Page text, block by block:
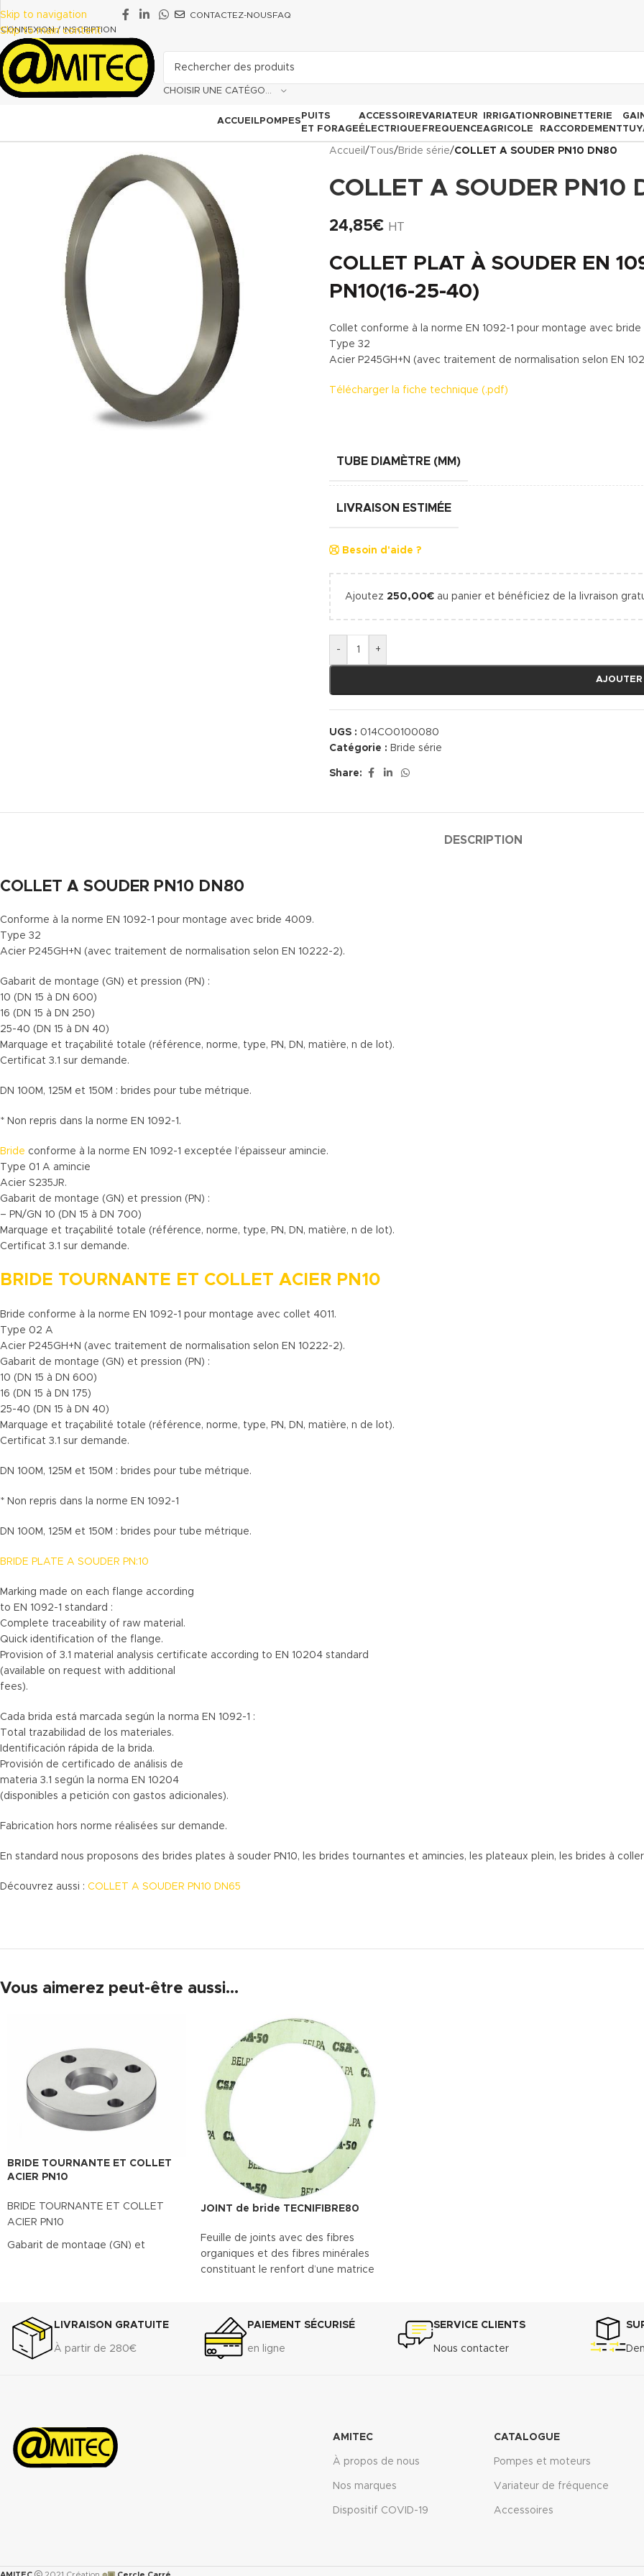
Skip to navigation
Skip to main content
CONNEXION / INSCRIPTION
CONTACTEZ-NOUSFAQ
ACCUEILPOMPES
PUITS
ET FORAGE
ACCESSOIRE
ÉLECTRIQUE
VARIATEUR
FREQUENCE
IRRIGATION
AGRICOLE
ROBINETTERIE
RACCORDEMENT
Accueil / Tous/ Bride série/COLLET A SOUDER PN10 DN80
COLLET A SOUDER PN10
24,85€ HT
COLLET PLAT À SOUDER EN
PN10(16-25-40)
Collet conforme à la norme EN 1092-1 pour montage avec
Type 32
Acier P245GH+N (avec traitement de normalisation selon EN
Télécharger la fiche technique (.pdf)
TUBE DIAMÈTRE (MM)
LIVRAISON ESTIMÉE
Besoin d'aide ?
Ajoutez 250,00€ au panier et bénéficiez de la livraison
- +
UGS : 014CO0100080
Catégorie : Bride série
Share:
DESCRIPTION
COLLET A SOUDER PN10 DN80
Conforme à la norme EN 1092-1 pour montage avec bride 4009.
Type 32
Acier P245GH+N (avec traitement de normalisation selon EN 10222-2).
Gabarit de montage (GN) et pression (PN) :
10 (DN 15 à DN 600)
16 (DN 15 à DN 250)
25-40 (DN 15 à DN 40)
Marquage et traçabilité totale (référence, norme, type, PN, DN, matière, n de lot).
Certificat 3.1 sur demande.
DN 100M, 125M et 150M : brides pour tube métrique.
* Non repris dans la norme EN 1092-1.
Bride conforme à la norme EN 1092-1 exceptée l’épaisseur amincie.
Type 01 A amincie
Acier S235JR.
Gabarit de montage (GN) et pression (PN) :
– PN/GN 10 (DN 15 à DN 700)
Marquage et traçabilité totale (référence, norme, type, PN, DN, matière, n de lot).
Certificat 3.1 sur demande.
BRIDE TOURNANTE ET COLLET ACIER PN10
Bride conforme à la norme EN 1092-1 pour montage avec collet 4011.
Type 02 A
Acier P245GH+N (avec traitement de normalisation selon EN 10222-2).
Gabarit de montage (GN) et pression (PN) :
10 (DN 15 à DN 600)
16 (DN 15 à DN 175)
25-40 (DN 15 à DN 40)
Marquage et traçabilité totale (référence, norme, type, PN, DN, matière, n de lot).
Certificat 3.1 sur demande.
DN 100M, 125M et 150M : brides pour tube métrique.
* Non repris dans la norme EN 1092-1
DN 100M, 125M et 150M : brides pour tube métrique.
BRIDE PLATE A SOUDER PN:10
Marking made on each flange according
to EN 1092-1 standard :
Complete traceability of raw material.
Quick identification of the flange.
Provision of 3.1 material analysis certificate according to EN 10204 standard
(available on request with additional
fees).
Cada brida está marcada según la norma EN 1092-1 :
Total trazabilidad de los materiales.
Identificación rápida de la brida.
Provisión de certificado de análisis de
materia 3.1 según la norma EN 10204
(disponibles a petición con gastos adicionales).
Fabrication hors norme réalisées sur demande.
En standard nous proposons des brides plates à souder PN10, les brides tournantes et amincies, les plateaux plein, les brides à
Découvrez aussi : COLLET A SOUDER PN10 DN65
Vous aimerez peut-être aussi…
BRIDE TOURNANTE ET COLLET
ACIER PN10
BRIDE TOURNANTE ET COLLET
ACIER PN10
Gabarit de montage (GN) et
Télécharger la fiche technique
(.pdf)
JOINT de bride TECNIFIBRE80
Feuille de joints avec des fibres
organiques et des fibres minérales
constituant le renfort d’une matrice
gamme étendue d’emplois assurant
une bonne résistance.
DONNÉES TECHNIQUES
Perméabilité au gaz DIN 3535/6 :
ASTM oil N°3 5h 150°C :<10%
LIVRAISON GRATUITE
À partir de 280€
PAIEMENT SÉCURISÉ
en ligne
SERVICE CLIENTS
Nous contacter
AMITEC
À propos de nous
Nos marques
Dispositif COVID-19
CATALOGUE
Pompes et moteurs
Variateur de fréquence
Accessoires